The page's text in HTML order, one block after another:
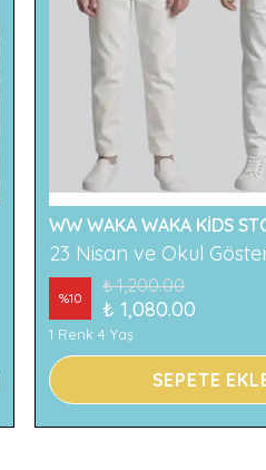
WW WAKA WAKA KİDS
%10
₺ 1,200.00
₺ 1,080.00
1 Renk 4 Yaş
SEPETE